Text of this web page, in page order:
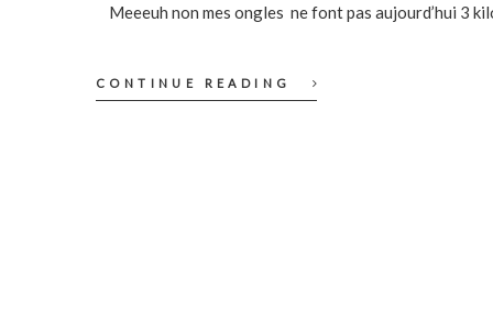
Meeeuh non mes ongles ne font pas aujourd’hui 3
CONTINUE READING